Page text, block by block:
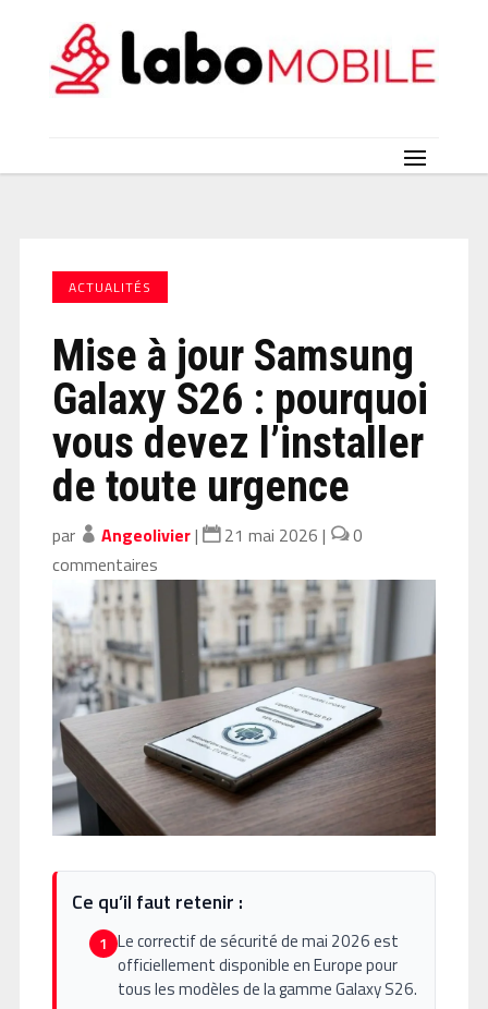
ACTUALITÉS
Mise à jour Samsung
Galaxy S26 : pourquoi
vous devez l’installer
de toute urgence
par Angeolivier| 21 mai 2026 |
0
commentaires
Ce qu’il faut retenir :
1 Le correctif de sécurité de mai 2026 est
officiellement disponible en Europe pour
tous les modèles de la gamme Galaxy S26.